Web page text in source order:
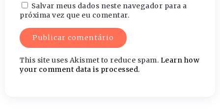
Salvar meus dados neste navegador para a
próxima vez que eu comentar.
This site uses Akismet to reduce spam. Learn how
your comment data is processed.